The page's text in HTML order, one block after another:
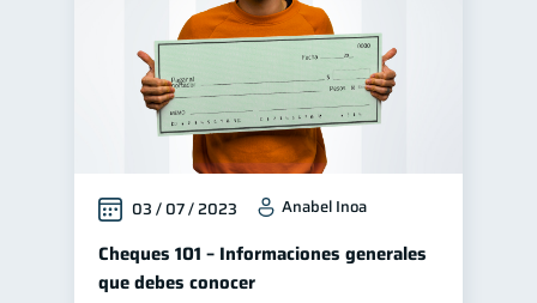
03 / 07 / 2023 Anabel Inoa
Cheques 101 – Informaciones generales
que debes conocer